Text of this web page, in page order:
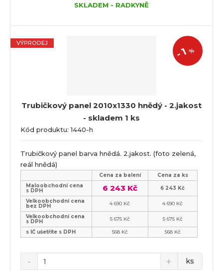
SKLADEM - RADKYNĚ
Trubičkový panel 2010x1330 hnědý - 2.jakost
- skladem 1 ks
Kód produktu: 1440-h
-
1%
VÝPRODEJ
Trubičkový panel barva hnědá. 2.jakost. (foto zelená,
reál hnědá)
Cena za balení
Cena za ks
Maloobchodní cena
s DPH 6 243 Kč
6 243 Kč
Velkoobchodní cena
bez DPH 4 690 Kč
4 690 Kč
Velkoobchodní cena
s DPH 5 675 Kč
5 675 Kč
s IČ ušetříte s DPH
568 Kč 568 Kč
ks